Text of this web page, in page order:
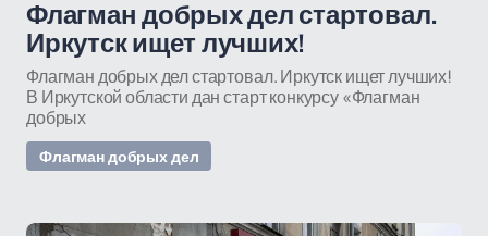
Флагман добрых дел стартовал.
Иркутск ищет лучших!
Флагман добрых дел стартовал. Иркутск ищет лучших!
В Иркутской области дан старт конкурсу «Флагман
добрых
Флагман добрых дел